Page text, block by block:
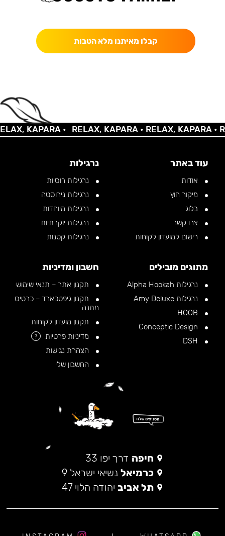
קבלו מאיתנו מלא הטבות
KAPARA • RELAX, KAPARA •RELAX, KAPARA •
עוד באתר
אודות
מיקור חוץ
בלוג
צרו קשר
רישום למועדון לקוחות
נרגילות
נרגילות רוסיות
נרגילות נירוסטה
נרגילות מיוחדות
נרגילות יוקרתיות
נרגילות קטנות
מתוגים מובילים
נרגילות Alpha Hookah
נרגילות Amy Deluxe
חשבון ומדיניות
תקנון אתר – תנאי שימוש
תקנון גיפטכארד – כרטיס
מתנה
תקנון מועדון לקוחות
מדיניות פרטיות
?
הצהרת נגישות
החשבון שלי
חיפה דרך יפו 33
כרמיאל נשיאי ישראל 9
תל אביב יהודה הלוי 47